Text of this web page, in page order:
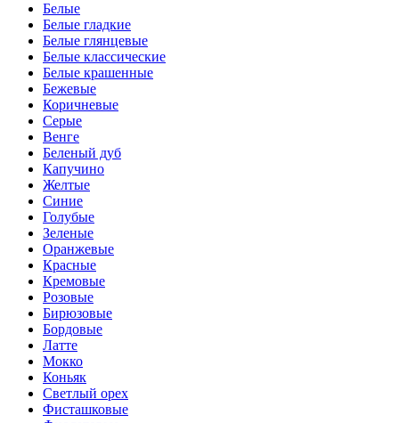
Белые
Белые гладкие
Белые глянцевые
Белые классические
Белые крашенные
Бежевые
Коричневые
Серые
Венге
Беленый дуб
Капучино
Желтые
Синие
Голубые
Зеленые
Оранжевые
Красные
Кремовые
Розовые
Бирюзовые
Бордовые
Латте
Мокко
Коньяк
Светлый орех
Фисташковые